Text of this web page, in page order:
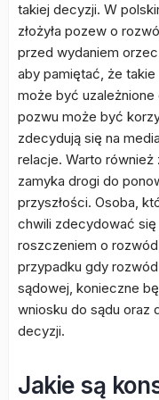
takiej decyzji. W
złożyła pozew o
przed wydaniem
aby pamiętać, że takie
może być
pozwu może być
zdecydują się na
relacje. Warto
zamyka drogi do
przyszłości. Osoba,
chwili zdecydować
roszczeniem o
przypadku gdy
sądowej, konieczne
wniosku do sądu oraz
decyzji.
Jakie są